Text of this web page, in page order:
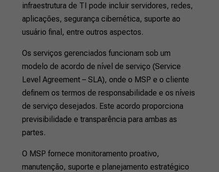
infraestrutura de TI pode incluir servidores, redes,
aplicações, segurança cibernética, suporte ao
usuário final, entre outros aspectos.
Os serviços gerenciados funcionam sob um
modelo de acordo de nível de serviço (Service
Level Agreement – SLA), onde o MSP e o cliente
definem os termos de responsabilidade e os níveis
de serviço desejados. Este acordo proporciona
previsibilidade e transparência para ambas as
partes.
O MSP fornece monitoramento proativo,
manutenção, suporte e planejamento estratégico